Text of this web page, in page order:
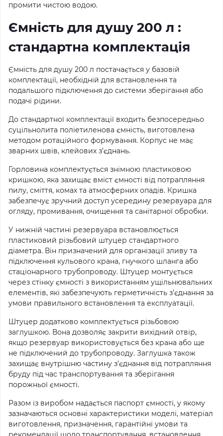
промити чистою водою.
Ємність для душу 200 л :
стандартна комплектація
Ємність для душу 200 л постачається у базовій
комплектації, необхідній для встановлення та
подальшого підключення до системи зберігання або
подачі рідини.
До стандартної комплектації входить безпосередньо
суцільнолита поліетиленова ємність, виготовлена
методом ротаційного формування. Корпус не має
зварних швів, клейових з’єднань.
Горловина комплектується знімною пластиковою
кришкою, яка захищає вміст ємності від потрапляння
пилу, сміття, комах та атмосферних опадів. Кришка
забезпечує зручний доступ усередину резервуара для
огляду, промивання, очищення та санітарної обробки.
У нижній частині резервуара встановлюється
пластиковий різьбовий штуцер стандартного
діаметра. Він призначений для організації зливу та
підключення кульового крана, гнучкого шланга або
стаціонарного трубопроводу. Штуцер монтується
через стінку ємності з використанням ущільнювальних
елементів, які забезпечують герметичність з’єднання за
умови правильного встановлення та експлуатації.
Штуцер додатково комплектується різьбовою
заглушкою. Вона дозволяє закрити вихідний отвір,
якщо резервуар використовується без крана або ще
не підключений до трубопроводу. Заглушка також
захищає внутрішню частину з’єднання від потрапляння
бруду під час транспортування та зберігання
порожньої ємності.
Разом із виробом надається паспорт ємності, у якому
зазначаються основні характеристики моделі, матеріал
виготовлення, призначення, гарантійні умови та